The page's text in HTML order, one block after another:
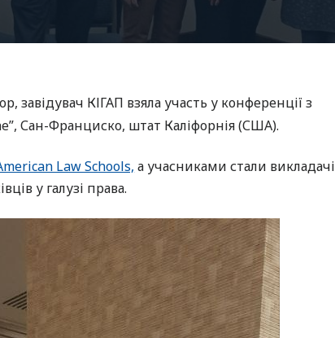
завідувач КІГАП взяла участь у конференції з
Сан-Франциско, штат Каліфорнія (США).
Law Schools, а учасниками стали викладачі
у галузі права.